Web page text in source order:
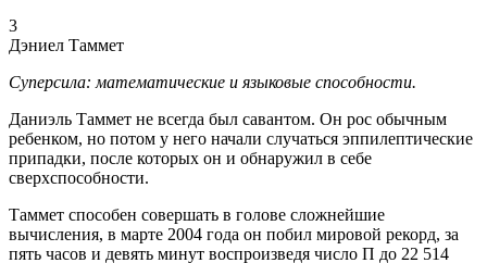
3
Дэниел Таммет
Суперсила: математические и языковые способности.
Даниэль Таммет не всегда был савантом. Он рос обычным
ребенком, но потом у него начали случаться эппилептические
припадки, после которых он и обнаружил в себе
сверхспособности.
Таммет способен совершать в голове сложнейшие
вычисления, в марте 2004 года он побил мировой рекорд, за
пять часов и девять минут воспроизведя число П до 22 514